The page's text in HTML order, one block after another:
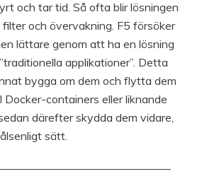
och tar tid. Så ofta blir lösningen
och övervakning. F5 försöker
lättare genom att ha en lösning
applikationer”. Detta
bygga om dem och flytta dem
Docker-containers eller liknande
därefter skydda dem vidare,
sätt.